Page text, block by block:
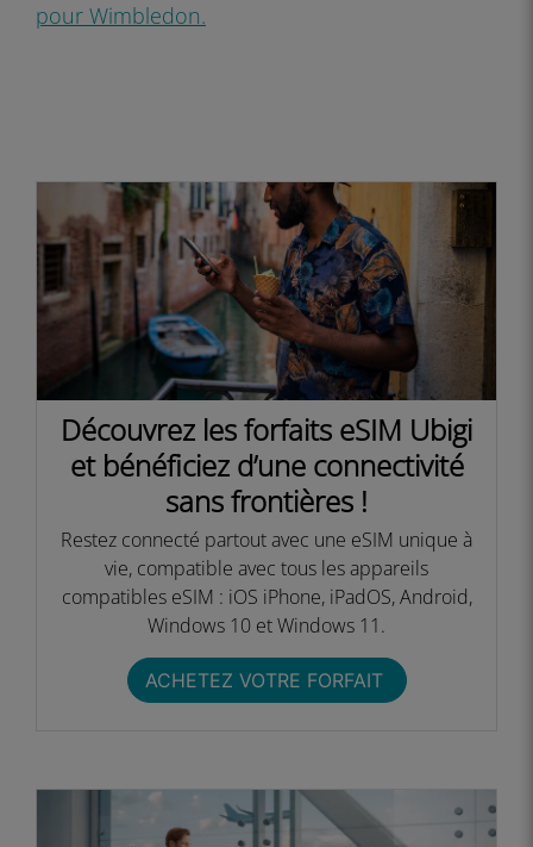
pour Wimbledon.
Découvrez les forfaits eSIM Ubigi
et bénéficiez d’une connectivité
sans frontières !​
Restez connecté partout avec une eSIM unique à
vie, compatible avec tous les appareils
compatibles eSIM : iOS iPhone, iPadOS, Android,
Windows 10 et Windows 11.​
ACHETEZ VOTRE FORFAIT ​